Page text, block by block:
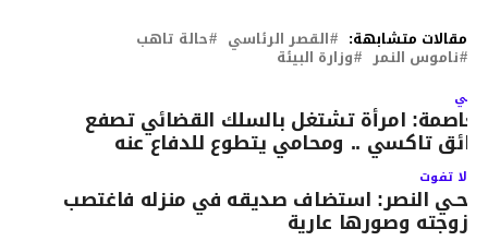
مقالات متشابهة: القصر الرئاسي حالة تاهب
ناموس النمر وزارة البيئة
امرأة تشتغل بالسلك القضائي تصفع
تاكسي .. ومحامي يتطوع للدفاع عنه
لا تفوت
حـي النصر: استضاف صديقه في منزله فاغتصب
زوجته وصورها عارية